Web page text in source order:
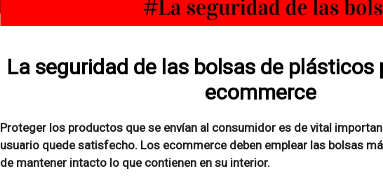
La seguridad de las bolsas de plásticos
ecommerce
Proteger los productos que se envían al consumidor es de vital
usuario quede satisfecho. Los ecommerce deben emplear las bolsas
de mantener intacto lo que contienen en su interior.